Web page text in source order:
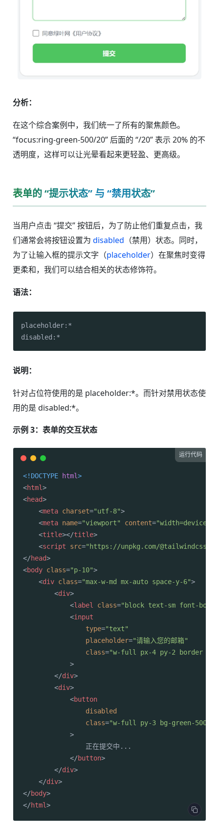
分析：
在这个综合案例中，我们统一了所有的聚焦颜色。
“focus:ring-green-500/20” 后面的 “/20” 表示 20% 的不
透明度，这样可以让光晕看起来更轻盈、更高级。
表单的 “提示状态” 与 “禁用状态”
当用户点击 “提交” 按钮后，为了防止他们重复点击，我
们通常会将按钮设置为 disabled （禁用）状态。同时，
为了让输入框的提示文字（placeholder）在聚焦时变得
更柔和，我们可以结合相关的状态修饰符。
语法：
placeholder:*
disabled:*
说明：
针对占位符使用的是 placeholder:*。而针对禁用状态使
用的是 disabled:*。
示例 3：表单的交互状态
运行代码
<!DOCTYPE html>
<html>
<head>
<meta charset="utf-8">
<meta name="viewport" content="width=device-
<title></title>
<script src="https://unpkg.com/@tailwindcss/
</head>
<body class="p-10">
<div class="max-w-md mx-auto space-y-6">
<div>
<label class="block text-sm font-bold
<input
type="text"
placeholder="请输入您的邮箱"
class="w-full px-4 py-2 border
>
</div>
<div>
<button
disabled
class="w-full py-3 bg-green-500
>
正在提交中...
</button>
</div>
</div>
</body>
</html>